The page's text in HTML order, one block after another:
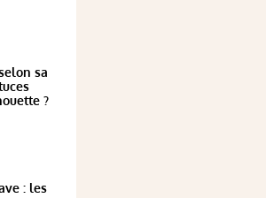
sa
?
: les